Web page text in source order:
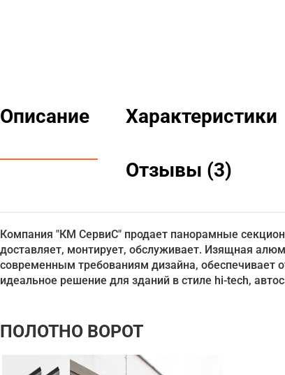
Описание Характеристики
Отзывы (3)
Компания "КМ СервиС" продает панорамные
доставляет, монтирует, обслуживает. Изящная
современным требованиям дизайна, обеспечивает
идеальное решение для зданий в стиле hi-tech,
ПОЛОТНО ВОРОТ